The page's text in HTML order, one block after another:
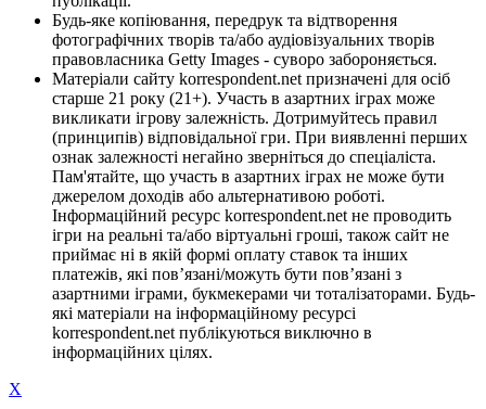
Будь-яке копіювання, передрук та відтворення
фотографічних творів та/або аудіовізуальних творів
правовласника Getty Images - суворо забороняється.
Матеріали сайту korrespondent.net призначені для осіб
старше 21 року (21+). Участь в азартних іграх може
викликати ігрову залежність. Дотримуйтесь правил
(принципів) відповідальної гри. При виявленні перших
ознак залежності негайно зверніться до спеціаліста.
Пам'ятайте, що участь в азартних іграх не може бути
джерелом доходів або альтернативою роботі.
Інформаційний ресурс korrespondent.net не проводить
ігри на реальні та/або віртуальні гроші, також сайт не
приймає ні в якій формі оплату ставок та інших
платежів, які пов’язані/можуть бути пов’язані з
азартними іграми, букмекерами чи тоталізаторами. Будь-
які матеріали на інформаційному ресурсі
korrespondent.net публікуються виключно в
інформаційних цілях.
X